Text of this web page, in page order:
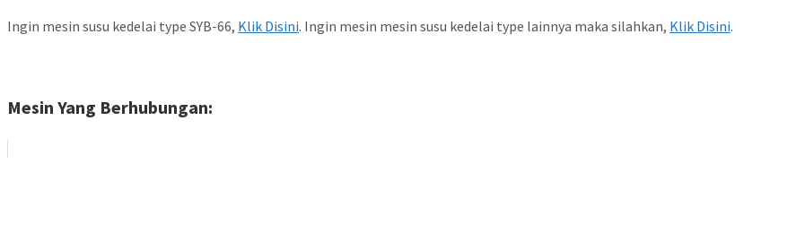
Ingin mesin susu kedelai type SYB-66, Klik Disini. Ingin mesin mesin susu kedelai type lainnya maka silahkan, Klik Disini.
Mesin Yang Berhubungan: